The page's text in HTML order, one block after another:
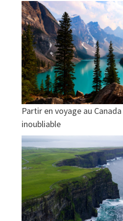
Partir en voyage au
inoubliable